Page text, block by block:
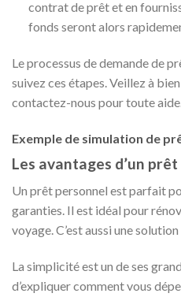
contrat de prêt et en
fonds seront alors
Le processus de demande de
suivez ces étapes. Veillez à
contactez-nous pour toute
Exemple de simulation de
Les avantages d’un
Un prêt personnel est parfait
garanties. Il est idéal pour
voyage. C’est aussi une
La simplicité est un de ses
d’expliquer comment vous